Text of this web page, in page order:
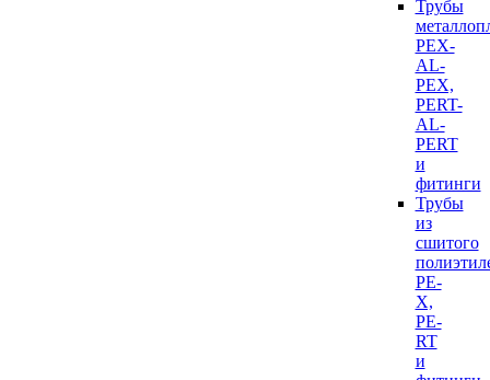
Трубы
PEX-
AL-
PEX,
PERT-
AL-
PERT
и
фитинги
Трубы
из
сшитого
PE-
X,
PE-
RT
и